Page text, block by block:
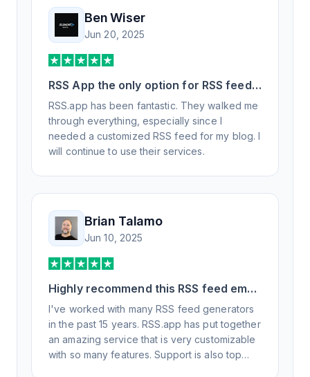
Ben Wiser
Jun 20, 2025
RSS App the only option for RSS feed
generation
RSS.app has been fantastic. They walked me
through everything, especially since I
needed a customized RSS feed for my blog. I
will continue to use their services.
Brian Talamo
Jun 10, 2025
Highly recommend this RSS feed email
/ widget generator service.
I've worked with many RSS feed generators
in the past 15 years. RSS.app has put together
an amazing service that is very customizable
with so many features. Support is also top